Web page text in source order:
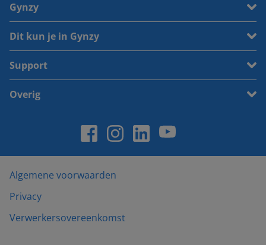
Gynzy
Dit kun je in Gynzy
Support
Overig
Algemene voorwaarden
Privacy
Verwerkersovereenkomst